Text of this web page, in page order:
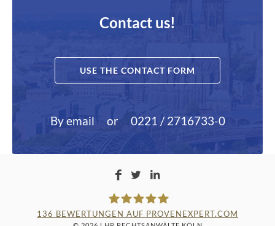
Contact us!
USE THE CONTACT FORM
By email or 0221 / 2716733-0
136 BEWERTUNGEN AUF PROVENEXPERT.COM